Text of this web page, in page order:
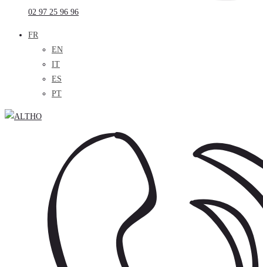
02 97 25 96 96
FR
EN
IT
ES
PT